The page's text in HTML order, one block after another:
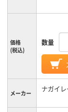
価格
(税込)
数量
メーカー ナガイ